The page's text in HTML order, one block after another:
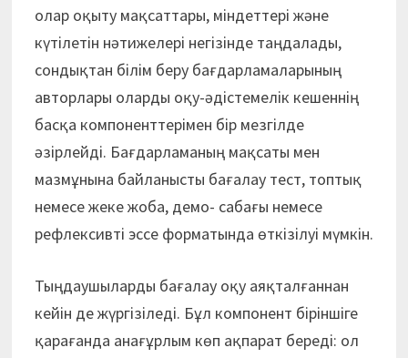
олар оқыту мақсаттары, міндеттері және
күтілетін нәтижелері негізінде таңдалады,
сондықтан білім беру бағдарламаларының
авторлары оларды оқу-әдістемелік кешеннің
басқа компоненттерімен бір мезгілде
әзірлейді. Бағдарламаның мақсаты мен
мазмұнына байланысты бағалау тест, топтық
немесе жеке жоба, демо- сабағы немесе
рефлексивті эссе форматында өткізілуі мүмкін.
Тыңдаушыларды бағалау оқу аяқталғаннан
кейін де жүргізіледі. Бұл компонент біріншіге
қарағанда анағұрлым көп ақпарат береді: ол